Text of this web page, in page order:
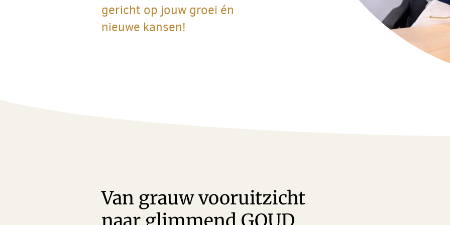
gericht op jouw groei én
nieuwe kansen!
Van grauw vooruitzicht